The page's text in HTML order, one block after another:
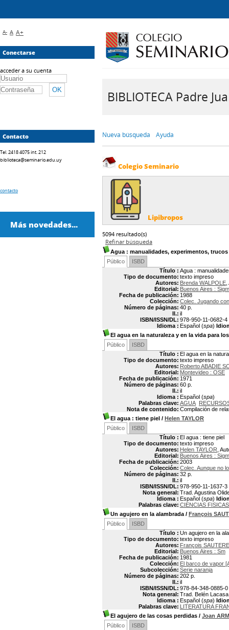
BIBLIOTECA Padre
Nueva búsqueda Ayuda
Colegio Seminario
Lipibropos
5094 resultado(s)
Refinar búsqueda
Agua : manualidades, experimentos, trucos
Público
ISBD
Título : Agua :
Tipo de documento: texto impreso
Autores: Brenda WALPOLE
Editorial: Buenos Aires :
Fecha de publicación: 1988
Colección: Colec. Jugando
Número de páginas: 40 p.
Il.: il
ISBN/ISSN/DL: 978-950-11-0682-4
Idioma : Español (spa)
El agua en la naturaleza y en la vida para
Público
ISBD
Título : El agua en la
Tipo de documento: texto impreso
Autores: Roberto ABADIE
Editorial: Montevideo : OSE
Fecha de publicación: 1971
Número de páginas: 60 p.
Il.: il
Idioma : Español (spa)
Palabras clave: AGUA
Nota de contenido: Compilación de
El agua : tiene piel / Helen TAYLOR
Público
ISBD
Título : El agua : tiene piel
Tipo de documento: texto impreso
Autores: Helen TAYLOR ,
Editorial: Buenos Aires :
Fecha de publicación: 2003
Colección: Colec. Aunque no
Número de páginas: 32 p.
Il.: il
ISBN/ISSN/DL: 978-950-11-1637-3
Nota general: Trad. Agustina
Idioma : Español (spa)
Palabras clave: CIENCIAS
Un agujero en la alambrada / François
Público
ISBD
Título : Un agujero en la
Tipo de documento: texto impreso
Autores: François
Editorial: Buenos Aires : Sm
Fecha de publicación: 1981
Colección: El barco de vapor
Subcolección: Serie naranja
Número de páginas: 202 p.
Il.: il
ISBN/ISSN/DL: 978-84-348-0885-0
Nota general: Trad. Belén
Idioma : Español (spa)
Palabras clave: LITERATURA
El agujero de las cosas perdidas / Joan
Público
ISBD
A- A A+
Conectarse
acceder a su cuenta
Contacto
Tel. 2418 4075 int. 212
biblioteca@seminario.edu.uy
contacto
Más novedades...